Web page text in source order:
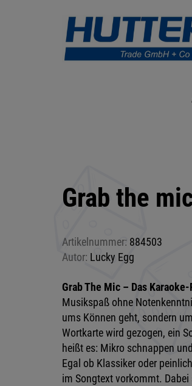
Grab the
Artikelnummer: 884503
Autor: Lucky Egg
Grab The Mic – Das
Musikspaß ohne
ums Können geht, sondern
Wortkarte wird gezogen, ein
heißt es: Mikro schnappen
Egal ob Klassiker oder
im Songtext vorkommt.